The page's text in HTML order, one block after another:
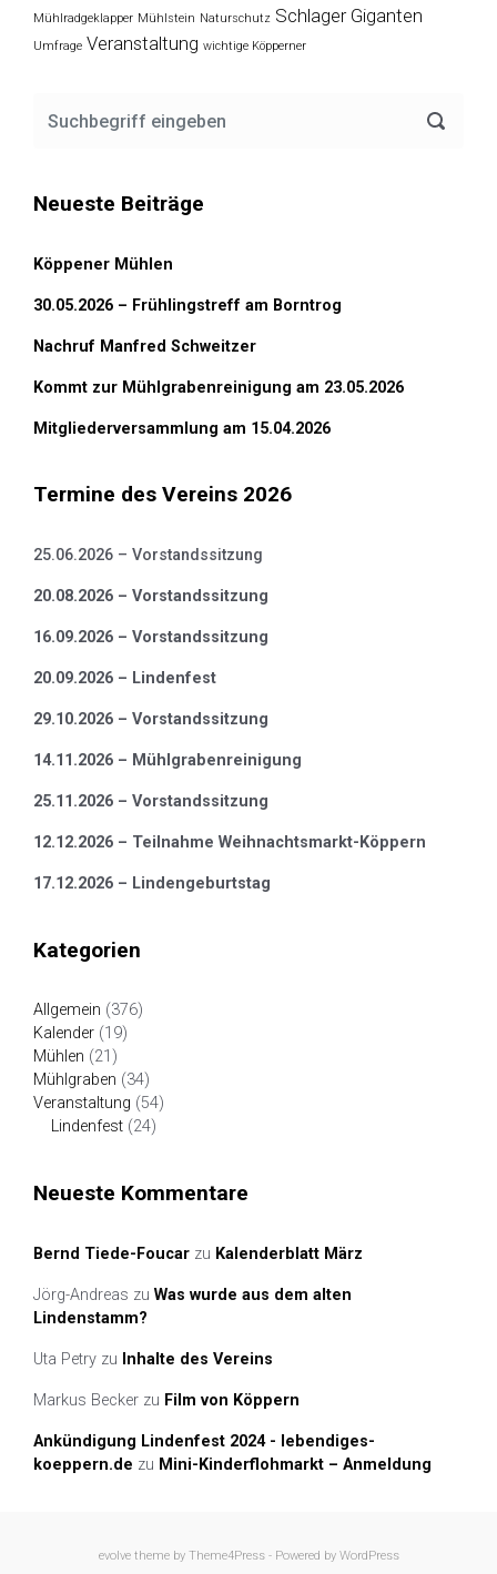
Mühlradgeklapper Mühlstein Naturschutz Schlager Giganten
Umfrage Veranstaltung wichtige Köpperner
Neueste Beiträge
Köppener Mühlen
30.05.2026 – Frühlingstreff am Borntrog
Nachruf Manfred Schweitzer
Kommt zur Mühlgrabenreinigung am 23.05.2026
Mitgliederversammlung am 15.04.2026
Termine des Vereins 2026
25.06.2026 – Vorstandssitzung
20.08.2026 – Vorstandssitzung
16.09.2026 – Vorstandssitzung
20.09.2026 – Lindenfest
29.10.2026 – Vorstandssitzung
14.11.2026 – Mühlgrabenreinigung
25.11.2026 – Vorstandssitzung
12.12.2026 – Teilnahme Weihnachtsmarkt-Köppern
17.12.2026 – Lindengeburtstag
Kategorien
Allgemein (376)
Kalender (19)
Mühlen (21)
Mühlgraben (34)
Veranstaltung (54)
Lindenfest (24)
Neueste Kommentare
Bernd Tiede-Foucar zu Kalenderblatt März
Jörg-Andreas zu Was wurde aus dem alten
Lindenstamm?
Uta Petry zu Inhalte des Vereins
Markus Becker zu Film von Köppern
Ankündigung Lindenfest 2024 - lebendiges-
koeppern.de zu Mini-Kinderflohmarkt – Anmeldung
evolvetheme by Theme4Press - Powered by WordPress